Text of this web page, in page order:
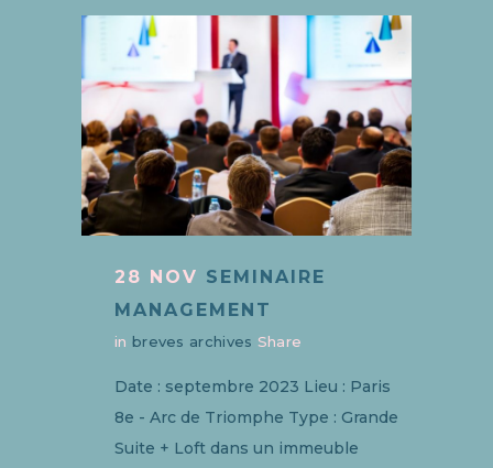
28 NOV SEMINAIRE
MANAGEMENT
in breves archives Share
Date : septembre 2023 Lieu : Paris
8e - Arc de Triomphe Type : Grande
Suite + Loft dans un immeuble